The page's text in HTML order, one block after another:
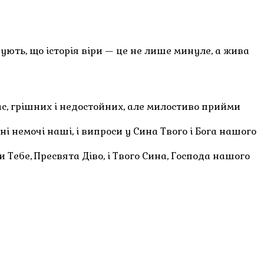
що історія віри — це не лише минуле, а жива
грішних і недостойних, але милостиво прийми
немочі наші, і випроси у Сина Твого і Бога нашого
Пресвята Діво, і Твого Сина, Господа нашого